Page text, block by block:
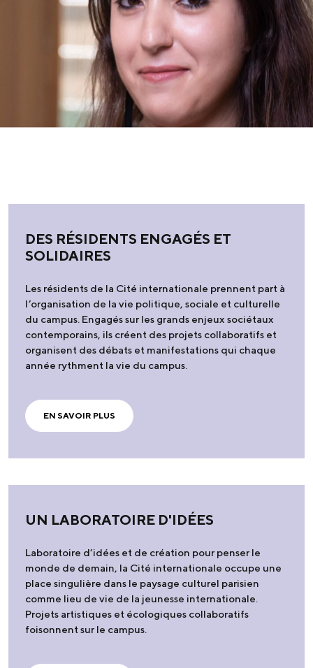
DES RÉSIDENTS ENGAGÉS ET
SOLIDAIRES
Les résidents de la Cité internationale prennent part à
l’organisation de la vie politique, sociale et culturelle
du campus. Engagés sur les grands enjeux sociétaux
contemporains, ils créent des projets collaboratifs et
organisent des débats et manifestations qui chaque
année rythment la vie du campus.
EN SAVOIR PLUS
UN LABORATOIRE D'IDÉES
Laboratoire d’idées et de création pour penser le
monde de demain, la Cité internationale occupe une
place singulière dans le paysage culturel parisien
comme lieu de vie de la jeunesse internationale.
Projets artistiques et écologiques collaboratifs
foisonnent sur le campus.